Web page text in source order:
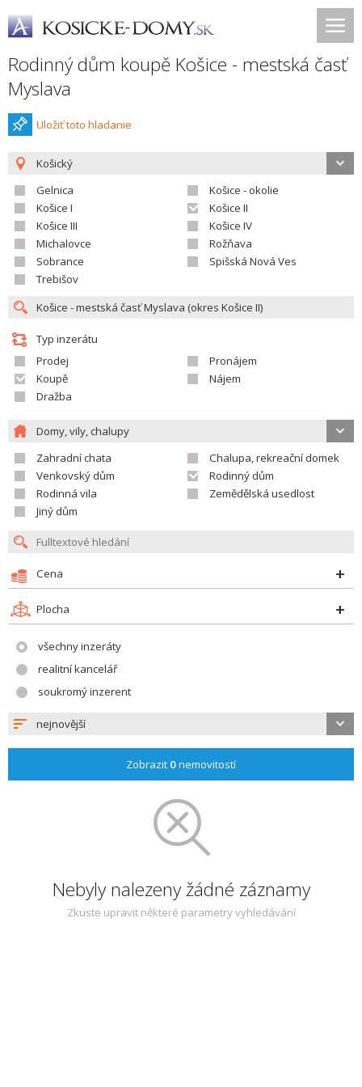
Rodinný dům koupě Košice - mestská časť
Myslava
Uložiť toto hladanie
Košický
Gelnica
Košice - okolie
Košice I
Košice II
Košice III
Košice IV
Michalovce
Rožňava
Sobrance
Spišská Nová Ves
Trebišov
Typ inzerátu
Prodej
Pronájem
Koupě
Nájem
Dražba
Domy, vily, chalupy
Zahradní chata
Chalupa, rekreační domek
Venkovský dům
Rodinný dům
Rodinná vila
Zemědělská usedlost
Jiný dům
Cena
Plocha
všechny inzeráty
realitní kancelář
soukromý inzerent
nejnovější
Zobrazit 0nemovitostí
Nebyly nalezeny žádné záznamy
Zkuste upravit některé parametry vyhledávání